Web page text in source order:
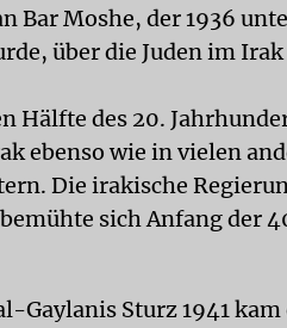
Bar Moshe, der 1936
über die Juden im
Hälfte des 20.
ebenso wie in vielen
Die irakische
sich Anfang der
Gaylanis Sturz 1941